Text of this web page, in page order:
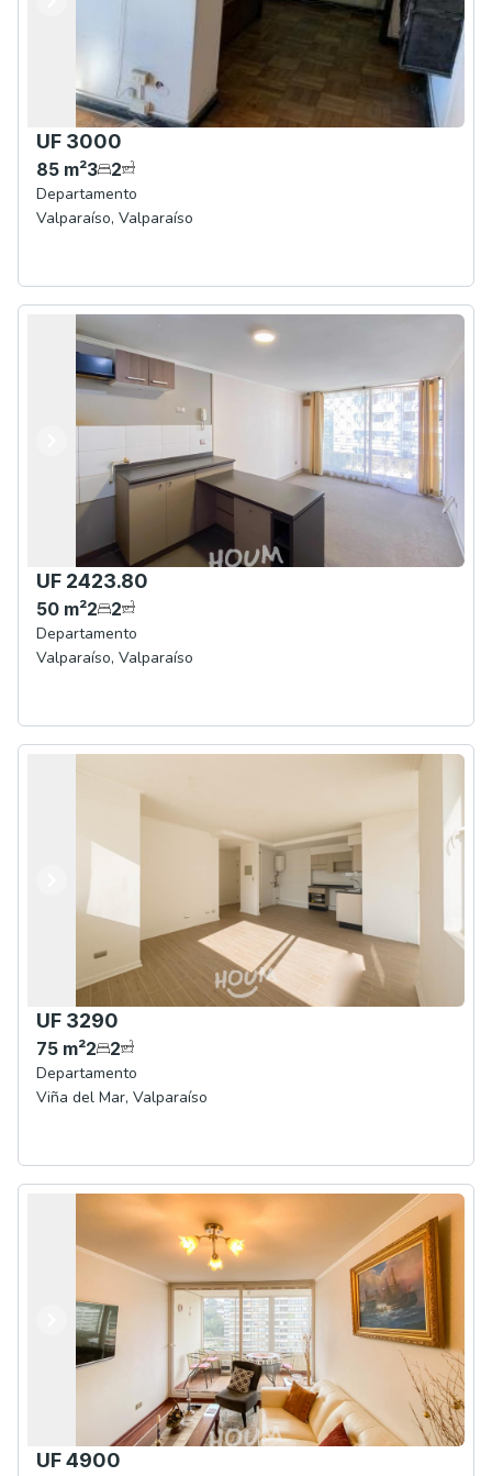
UF 3000
85 m²3 2
Departamento
Valparaíso, Valparaíso
UF 2423.80
50 m²2 2
Departamento
Valparaíso, Valparaíso
UF 3290
75 m²2 2
Departamento
Viña del Mar, Valparaíso
Anterior
Siguiente
UF 4900